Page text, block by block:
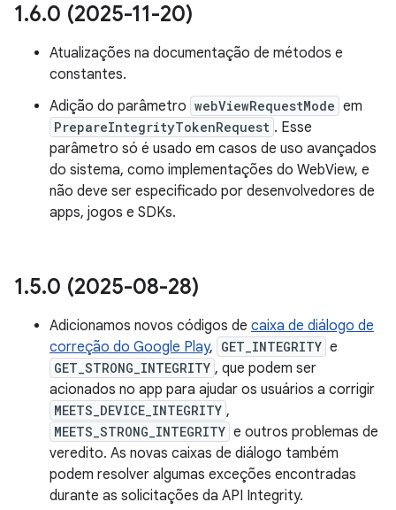
1.6.0 (2025-11-20)
Atualizações na documentação de métodos e
constantes.
Adição do parâmetro webViewRequestMode em
PrepareIntegrityTokenRequest . Esse
parâmetro só é usado em casos de uso avançados
do sistema, como implementações do WebView, e
não deve ser especificado por desenvolvedores de
apps, jogos e SDKs.
1.5.0 (2025-08-28)
Adicionamos novos códigos de caixa de diálogo de
correção do Google Play, GET_INTEGRITY e
GET_STRONG_INTEGRITY , que podem ser
acionados no app para ajudar os usuários a corrigir
MEETS_DEVICE_INTEGRITY ,
MEETS_STRONG_INTEGRITY e outros problemas de
veredito. As novas caixas de diálogo também
podem resolver algumas exceções encontradas
durante as solicitações da API Integrity.